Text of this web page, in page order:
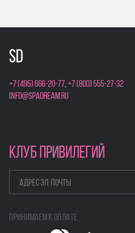
+7 (495) 666-20-77,+7 (800) 555-27-32
info@spadream.ru
КЛУБ ПРИВИЛЕГИЙ
Принимаем к оплате